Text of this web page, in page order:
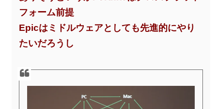
フォーム前提
Epicはミドルウェアとしても先進的にやり
たいだろうし